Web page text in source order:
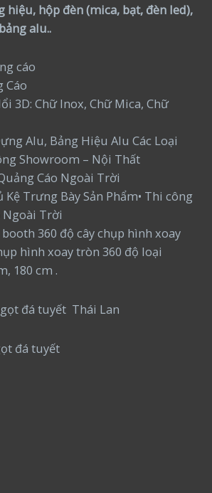
hiệu, hộp đèn (mica, bạt, đèn led),
alu..
cáo
Cáo
3D: Chữ Inox, Chữ Mica, Chữ
Alu, Bảng Hiệu Alu Các Loại
Showroom – Nội Thất
Cáo Ngoài Trời
Kệ Trưng Bày Sản Phẩm• Thi công
Ngoài Trời
360 độ cây chụp hình xoay
hình xoay tròn 360 độ loại
180 cm .
đá tuyết Thái Lan
đá tuyết